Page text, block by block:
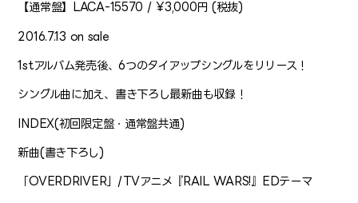
【通常盤】LACA-15570 / ¥3,000円 (税抜)
2016.7.13 on sale
1stアルバム発売後、6つのタイアップシングルをリリース！
シングル曲に加え、書き下ろし最新曲も収録！
INDEX(初回限定盤・通常盤共通)
新曲(書き下ろし)
「OVERDRIVER」/TVアニメ『RAIL WARS!』EDテーマ